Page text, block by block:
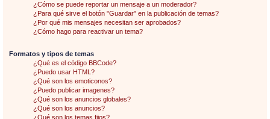
¿Cómo se puede reportar un mensaje a un moderador?
¿Para qué sirve el botón "Guardar" en la publicación de temas?
¿Por qué mis mensajes necesitan ser aprobados?
¿Cómo hago para reactivar un tema?
Formatos y tipos de temas
¿Qué es el código BBCode?
¿Puedo usar HTML?
¿Qué son los emoticonos?
¿Puedo publicar imagenes?
¿Qué son los anuncios globales?
¿Qué son los anuncios?
¿Qué son los temas fijos?